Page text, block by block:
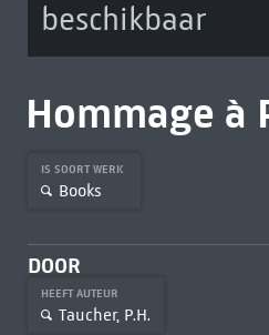
beschikbaar
Hommage à
IS SOORT WERK
Books
DOOR
HEEFT AUTEUR
Taucher, P.H.